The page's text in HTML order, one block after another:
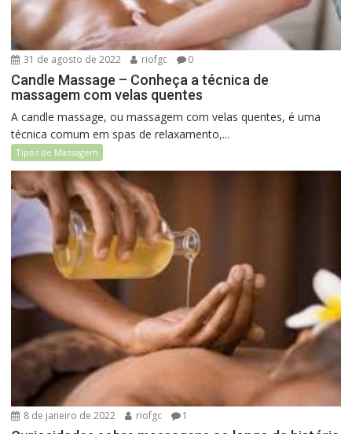
31 de agosto de 2022 riofgc 0
Candle Massage – Conheça a técnica de
massagem com velas quentes
A candle massage, ou massagem com velas quentes, é uma
técnica comum em spas de relaxamento,...
Tipos de Massagem
8 de janeiro de 2022 riofgc 1